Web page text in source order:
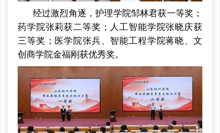
经过激烈角逐，护理学院邹林君获一等奖；
药学院张莉获二等奖；人工智能学院张晓庆获
三等奖；医学院张兵、智能工程学院蒋晓、文
创商学院金福刚获优秀奖。